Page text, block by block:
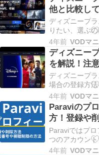
るので便利で
人はしっかりプ
を覚 ...
ックス All
他と比較し
ディズニープ
りたい、選ぶ
という人のた
の料金に関す
ついて説明し
ニープラスの料
ている ...
アックス All
4年前 VODマ
ディズニー
を解説！注
ディズニープ
場合の登録方
す。 ディズニ
ら登録する方法
うに様々な登録
ディズニープ
Copyright ©
All Rights Re…
4年前 VODマ
Paraviのプ
方！登録や
番号の設定
Paraviではプロ
つのアカウン
ールを利用で
4年前 VODマ